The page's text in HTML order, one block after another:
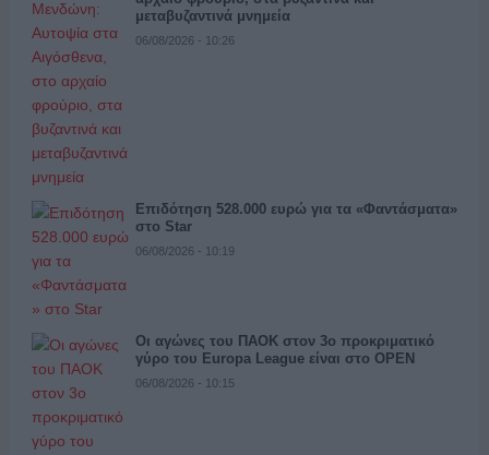
μεταβυζαντινά μνημεία
06/08/2026 - 10:26
Επιδότηση 528.000 ευρώ για τα «Φαντάσματα»
στο Star
06/08/2026 - 10:19
Οι αγώνες του ΠΑΟΚ στον 3ο προκριματικό
γύρο του Europa League είναι στο OPEN
06/08/2026 - 10:15